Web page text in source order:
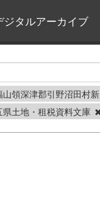
ジタルアーカイブ
山領深津郡引野沼田村
県土地・租税資料文庫